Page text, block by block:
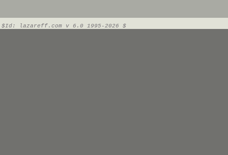
$Id: lazareff.com v 6.0 1995-2026 $